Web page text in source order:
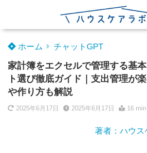
ホーム チャットGPT
家計簿をエクセルで管理する基
ト選び徹底ガイド｜支出管理が
や作り方も解説
2025年6月17日 2025年6月17日 16 min
著者：ハウス